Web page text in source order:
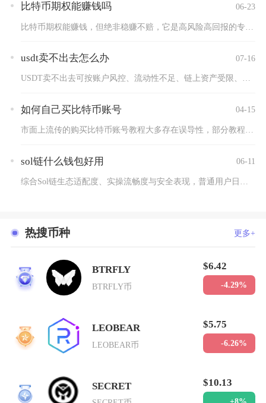
比特币期权能赚钱吗 06-23
usdt卖不出去怎么办 07-16
USDT卖不出去可按账户风控、流动性不足、链上资产受限、渠道...
如何自己买比特币账号 04-15
sol链什么钱包好用 06-11
热搜币种 更多+
1
BTRFLY
BTRFLY币
$6.42
-4.29%
2
LEOBEAR
LEOBEAR币
$5.75
-6.26%
3
SECRET $10.13